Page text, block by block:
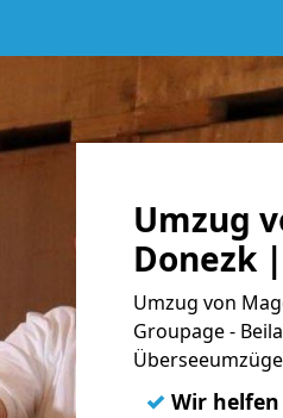
Umzug
Donezk
Umzug von
Groupage -
✓ Wir